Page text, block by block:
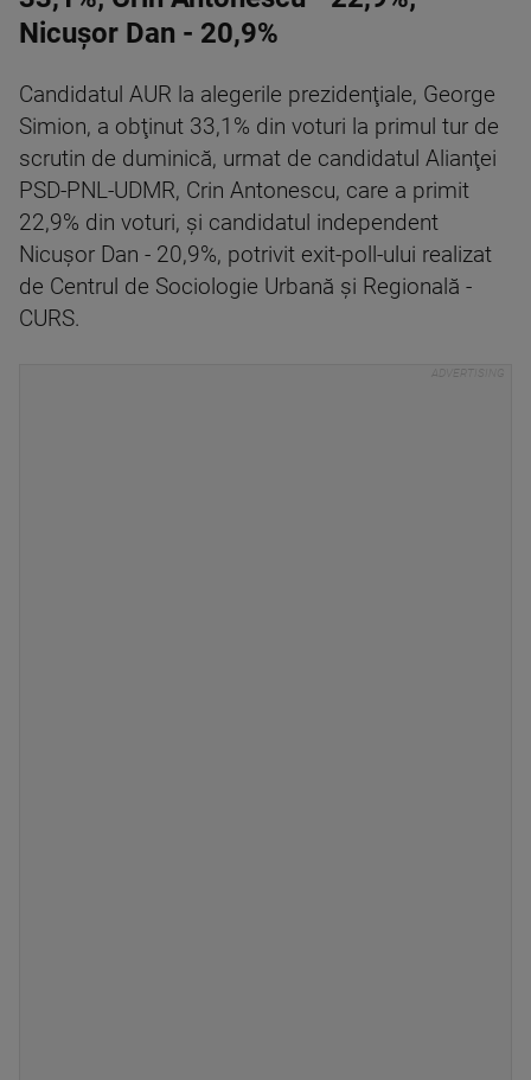
Nicuşor Dan - 20,9%
Candidatul AUR la alegerile prezidenţiale, George
Simion, a obţinut 33,1% din voturi la primul tur de
scrutin de duminică, urmat de candidatul Alianţei
PSD-PNL-UDMR, Crin Antonescu, care a primit
22,9% din voturi, şi candidatul independent
Nicuşor Dan - 20,9%, potrivit exit-poll-ului realizat
de Centrul de Sociologie Urbană şi Regională -
CURS.